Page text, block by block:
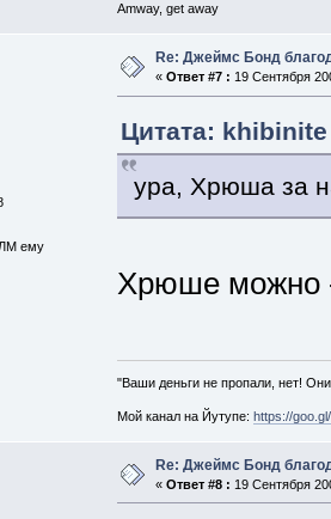
Amway, get away
ему
Re: Джеймс Бонд
« Ответ #7 : 19 Сентября
Цитата:
ура, Хрюша за
Хрюше можно -
"Ваши деньги не пропали, нет!
Мой канал на Йутупе: https://
Re: Джеймс Бонд
« Ответ #8 : 19 Сентября